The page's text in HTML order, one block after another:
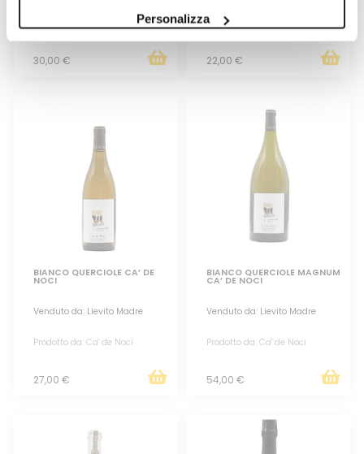
Personalizza
Prodotto da: Cantina Giardino
30,00 €
Prodotto da: 1701
22,00 €
BIANCO QUERCIOLE CA’ DE
NOCI
Venduto da: Lievito Madre
Prodotto da: Ca' de Noci
27,00 €
BIANCO QUERCIOLE MAGNUM
CA’ DE NOCI
Venduto da: Lievito Madre
Prodotto da: Ca' de Noci
54,00 €